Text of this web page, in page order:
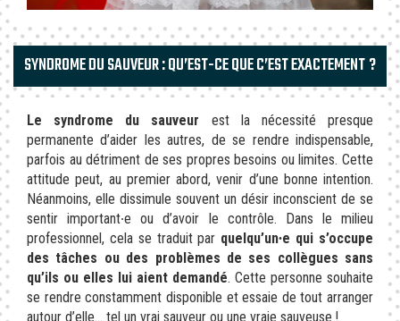
SYNDROME DU SAUVEUR : QU’EST-CE QUE C’EST EXACTEMENT ?
Le syndrome du sauveur est la nécessité presque
permanente d’aider les autres, de se rendre indispensable,
parfois au détriment de ses propres besoins ou limites. Cette
attitude peut, au premier abord, venir d’une bonne intention.
Néanmoins, elle dissimule souvent un désir inconscient de se
sentir important∙e ou d’avoir le contrôle. Dans le milieu
professionnel, cela se traduit par quelqu’un∙e qui s’occupe
des tâches ou des problèmes de ses collègues sans
qu’ils ou elles lui aient demandé. Cette personne souhaite
se rendre constamment disponible et essaie de tout arranger
autour d’elle… tel un vrai sauveur ou une vraie sauveuse !